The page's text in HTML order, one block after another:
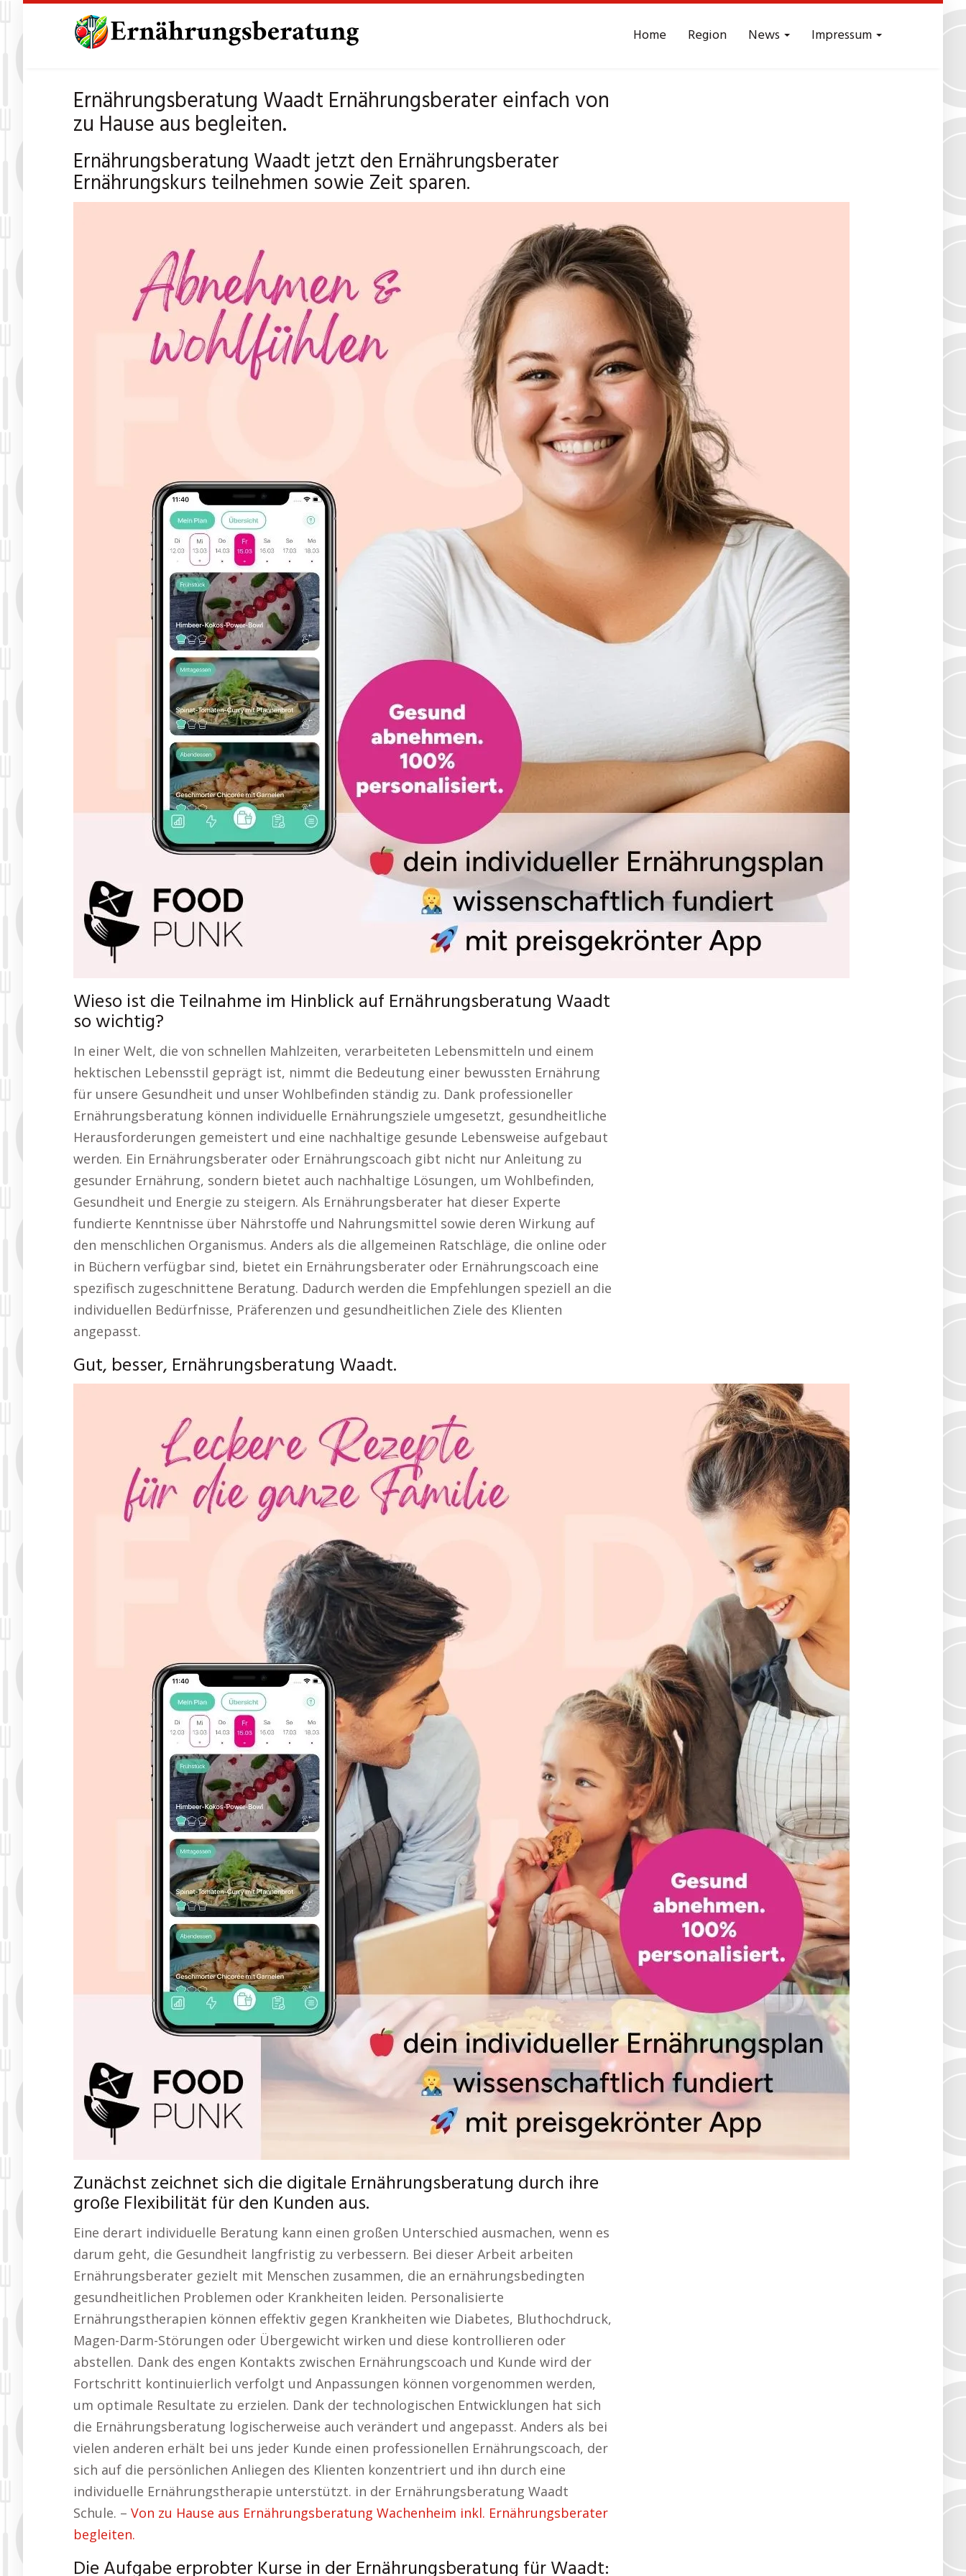
Home Region News Impressum
Ernährungsberatung Waadt Ernährungsberater einfach von
zu Hause aus begleiten.
Ernährungsberatung Waadt jetzt den Ernährungsberater
Ernährungskurs teilnehmen sowie Zeit sparen.
Wieso ist die Teilnahme im Hinblick auf Ernährungsberatung Waadt
so wichtig?
In einer Welt, die von schnellen Mahlzeiten, verarbeiteten Lebensmitteln und einem
hektischen Lebensstil geprägt ist, nimmt die Bedeutung einer bewussten Ernährung
für unsere Gesundheit und unser Wohlbefinden ständig zu. Dank professioneller
Ernährungsberatung können individuelle Ernährungsziele umgesetzt, gesundheitliche
Herausforderungen gemeistert und eine nachhaltige gesunde Lebensweise aufgebaut
werden. Ein Ernährungsberater oder Ernährungscoach gibt nicht nur Anleitung zu
gesunder Ernährung, sondern bietet auch nachhaltige Lösungen, um Wohlbefinden,
Gesundheit und Energie zu steigern. Als Ernährungsberater hat dieser Experte
fundierte Kenntnisse über Nährstoffe und Nahrungsmittel sowie deren Wirkung auf
den menschlichen Organismus. Anders als die allgemeinen Ratschläge, die online oder
in Büchern verfügbar sind, bietet ein Ernährungsberater oder Ernährungscoach eine
spezifisch zugeschnittene Beratung. Dadurch werden die Empfehlungen speziell an die
individuellen Bedürfnisse, Präferenzen und gesundheitlichen Ziele des Klienten
angepasst.
Gut, besser, Ernährungsberatung Waadt.
Zunächst zeichnet sich die digitale Ernährungsberatung durch ihre
große Flexibilität für den Kunden aus.
Eine derart individuelle Beratung kann einen großen Unterschied ausmachen, wenn es
darum geht, die Gesundheit langfristig zu verbessern. Bei dieser Arbeit arbeiten
Ernährungsberater gezielt mit Menschen zusammen, die an ernährungsbedingten
gesundheitlichen Problemen oder Krankheiten leiden. Personalisierte
Ernährungstherapien können effektiv gegen Krankheiten wie Diabetes, Bluthochdruck,
Magen-Darm-Störungen oder Übergewicht wirken und diese kontrollieren oder
abstellen. Dank des engen Kontakts zwischen Ernährungscoach und Kunde wird der
Fortschritt kontinuierlich verfolgt und Anpassungen können vorgenommen werden,
um optimale Resultate zu erzielen. Dank der technologischen Entwicklungen hat sich
die Ernährungsberatung logischerweise auch verändert und angepasst. Anders als bei
vielen anderen erhält bei uns jeder Kunde einen professionellen Ernährungscoach, der
sich auf die persönlichen Anliegen des Klienten konzentriert und ihn durch eine
individuelle Ernährungstherapie unterstützt. in der Ernährungsberatung Waadt
Schule. – Von zu Hause aus Ernährungsberatung Wachenheim inkl. Ernährungsberater
begleiten.
Die Aufgabe erprobter Kurse in der Ernährungsberatung für Waadt: